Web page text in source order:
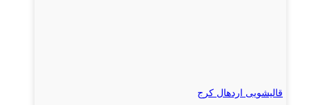
قالیشویی اردهال کرج